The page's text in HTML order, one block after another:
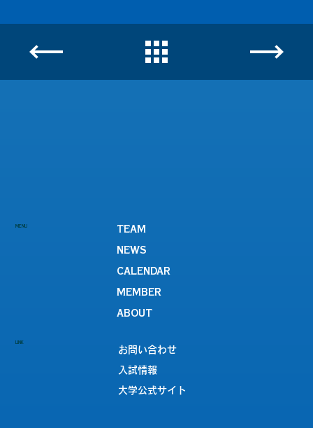
MENU
TEAM
NEWS
CALENDAR
MEMBER
ABOUT
LINK
お問い合わせ
入試情報
大学公式サイト